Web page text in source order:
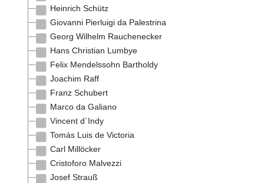
Heinrich Schütz
Giovanni Pierluigi da Palestrina
Georg Wilhelm Rauchenecker
Hans Christian Lumbye
Felix Mendelssohn Bartholdy
Joachim Raff
Franz Schubert
Marco da Galiano
Vincent d´Indy
Tomás Luis de Victoria
Carl Millöcker
Cristoforo Malvezzi
Josef Strauß